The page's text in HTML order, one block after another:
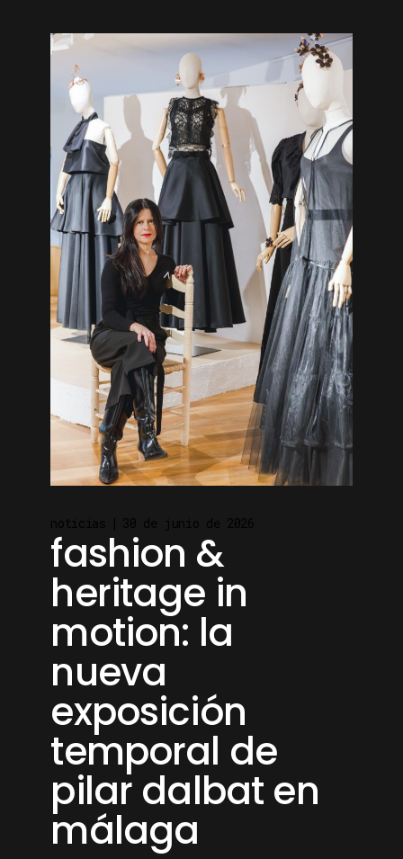
fashion &
heritage in
motion: la
nueva
exposición
temporal de
pilar dalbat en
málaga